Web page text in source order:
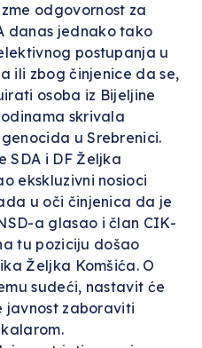
odgovornost za
danas jednako tako
postupanja u
ili zbog činjenice da se,
osoba iz Bijeljine
skrivala
u Srebrenici.
SDA i DF Željka
ekskluzivni nosioci
u oči činjenica da je
a glasao i član CIK-
tu poziciju došao
Željka Komšića. O
sudeći, nastavit će
javnost zaboraviti